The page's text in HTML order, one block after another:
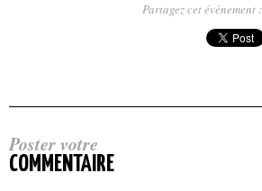
Partagez cet événement :
Poster votre
COMMENTAIRE